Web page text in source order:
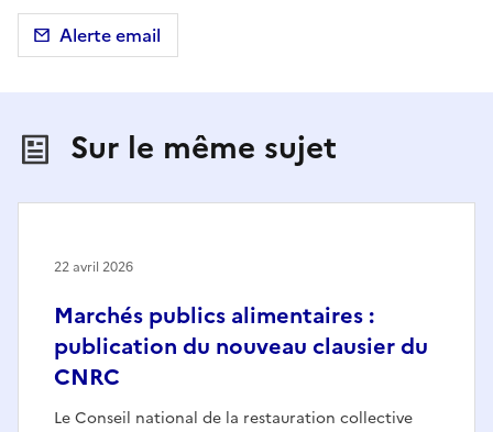
Alerte email
Sur le même sujet
Marchés publics alimentaires :
publication du nouveau clausier du
CNRC
Le Conseil national de la restauration collective
22 avril 2026